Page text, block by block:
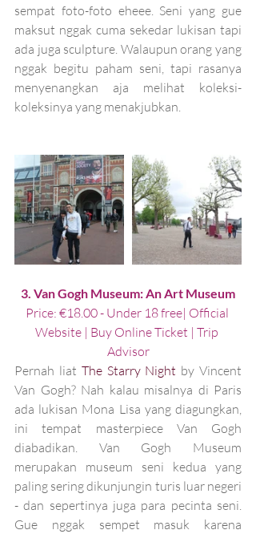
sempat foto-foto eheee. Seni yang gue
maksut nggak cuma sekedar lukisan tapi
ada juga sculpture. Walaupun orang yang
nggak begitu paham seni, tapi rasanya
menyenangkan aja melihat koleksi-
koleksinya yang menakjubkan.
3. Van Gogh Museum: An Art Museum
Price: €18.00 - Under 18 free| Official
Website | Buy Online Ticket | Trip
Advisor
Pernah liat The Starry Night by Vincent
Van Gogh? Nah kalau misalnya di Paris
ada lukisan Mona Lisa yang diagungkan,
ini tempat masterpiece Van Gogh
diabadikan. Van Gogh Museum
merupakan museum seni kedua yang
paling sering dikunjungin turis luar negeri
- dan sepertinya juga para pecinta seni.
Gue nggak sempet masuk karena